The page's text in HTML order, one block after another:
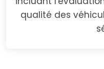
qualité des